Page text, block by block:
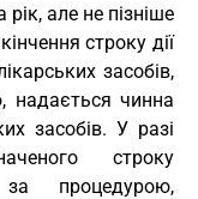
але не пізніше
строку дії
засобів,
надається чинна
засобів. У разі
строку
за процедурою,